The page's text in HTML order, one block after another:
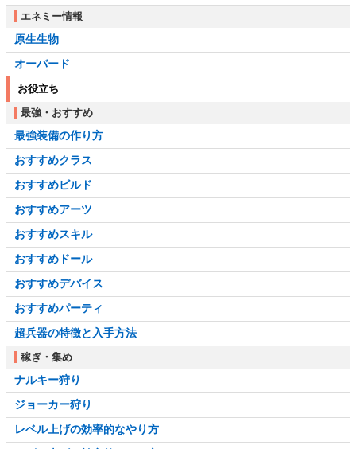
エネミー情報
原生生物
オーバード
お役立ち
最強・おすすめ
最強装備の作り方
おすすめクラス
おすすめビルド
おすすめアーツ
おすすめスキル
おすすめドール
おすすめデバイス
おすすめパーティ
超兵器の特徴と入手方法
稼ぎ・集め
ナルキー狩り
ジョーカー狩り
レベル上げの効率的なやり方